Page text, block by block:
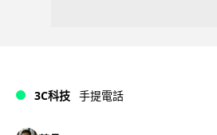
3C科技 手提電話